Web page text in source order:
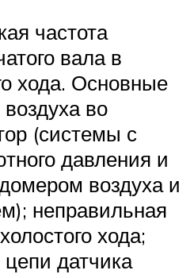
частота
вала в
хода. Основные
во
(системы с
давления и
воздуха и
неправильная
хода;
датчика